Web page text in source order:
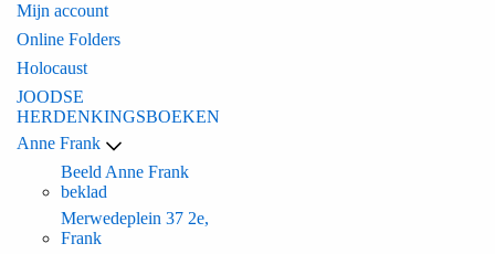
Mijn account
Online Folders
Holocaust
JOODSE
HERDENKINGSBOEKEN
Anne Frank
Beeld Anne Frank
beklad
Merwedeplein 37 2e,
Frank